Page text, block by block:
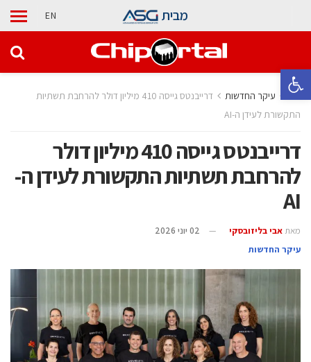
פתח סרגל נגישות
מבית EN
בית עיקר החדשות
דרייבנטס גייסה 410 מיליון דולר להרחבת תשתיות
התקשורת לעידן ה-AI
דרייבנטס גייסה 410 מיליון דולר
להרחבת תשתיות התקשורת לעידן ה-
AI
מאת אבי בליזובסקי
02 יוני 2026
עיקר החדשות